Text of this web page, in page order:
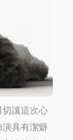
讓這次心
具有潔癖